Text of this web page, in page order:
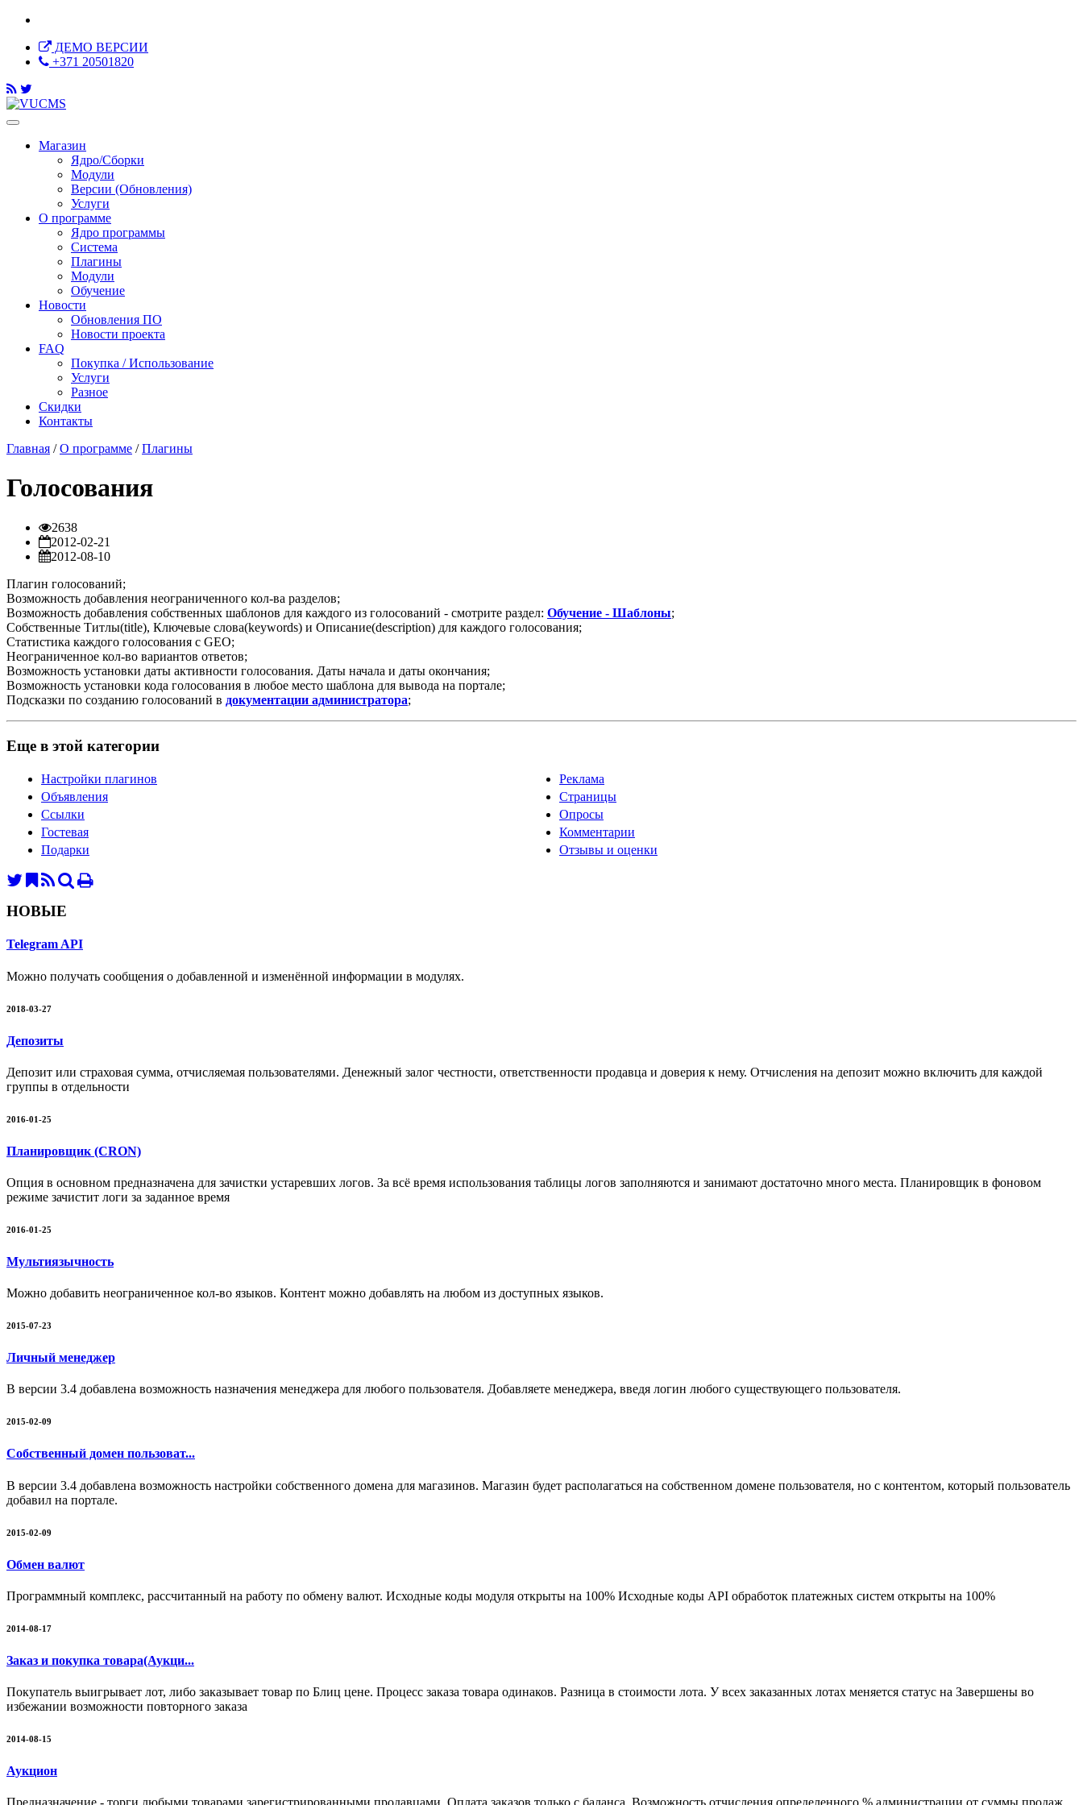
ДЕМО ВЕРСИИ
+371 20501820
Магазин
Ядро/Сборки
Модули
Версии (Обновления)
Услуги
О программе
Ядро программы
Система
Плагины
Модули
Обучение
Новости
Обновления ПО
Новости проекта
FAQ
Покупка / Использование
Услуги
Разное
Скидки
Контакты
Главная /О программе /Плагины
Голосования
2638
2012-02-21
2012-08-10
Плагин голосований;
Возможность добавления неограниченного кол-ва разделов;
Возможность добавления собственных шаблонов для каждого из голосований - смотрите раздел: Обучение - Шаблоны;
Собственные Титлы(title), Ключевые слова(keywords) и Описание(description) для каждого голосования;
Статистика каждого голосования с GEO;
Неограниченное кол-во вариантов ответов;
Возможность установки даты активности голосования. Даты начала и даты окончания;
Возможность установки кода голосования в любое место шаблона для вывода на портале;
Подсказки по созданию голосований в документации администратора;
Еще в этой категории
Настройки плагинов
Реклама
Объявления
Страницы
Ссылки
Опросы
Гостевая
Комментарии
Подарки
Отзывы и оценки
НОВЫЕ
Telegram API
Можно получать сообщения о добавленной и изменённой информации в модулях.
2018-03-27
Депозиты
Депозит или страховая сумма, отчисляемая пользователями. Денежный залог честности, ответственности продавца и доверия к нему. Отчисления на депозит можно включить для каждой
группы в отдельности
2016-01-25
Планировщик (CRON)
Опция в основном предназначена для зачистки устаревших логов. За всё время использования таблицы логов заполняются и занимают достаточно много места. Планировщик в фоновом
режиме зачистит логи за заданное время
2016-01-25
Мультиязычность
Можно добавить неограниченное кол-во языков. Контент можно добавлять на любом из доступных языков.
2015-07-23
Личный менеджер
В версии 3.4 добавлена возможность назначения менеджера для любого пользователя. Добавляете менеджера, введя логин любого существующего пользователя.
2015-02-09
Собственный домен пользоват...
В версии 3.4 добавлена возможность настройки собственного домена для магазинов. Магазин будет располагаться на собственном домене пользователя, но с контентом, который пользователь
добавил на портале.
2015-02-09
Обмен валют
Программный комплекс, рассчитанный на работу по обмену валют. Исходные коды модуля открыты на 100% Исходные коды API обработок платежных систем открыты на 100%
2014-08-17
Заказ и покупка товара(Аукци...
Покупатель выигрывает лот, либо заказывает товар по Блиц цене. Процесс заказа товара одинаков. Разница в стоимости лота. У всех заказанных лотах меняется статус на Завершены во
избежании возможности повторного заказа
2014-08-15
Аукцион